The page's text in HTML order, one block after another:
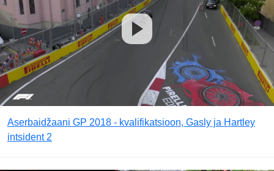
Aserbaidžaani GP 2018 - kvalifikatsioon, Gasly ja Hartley
intsident 2